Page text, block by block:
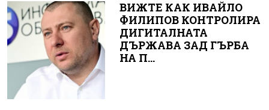
ВИЖТЕ КАК ИВАЙЛО
ФИЛИПОВ КОНТРОЛИРА
ДИГИТАЛНАТА
ДЪРЖАВА ЗАД ГЪРБА
НА П...